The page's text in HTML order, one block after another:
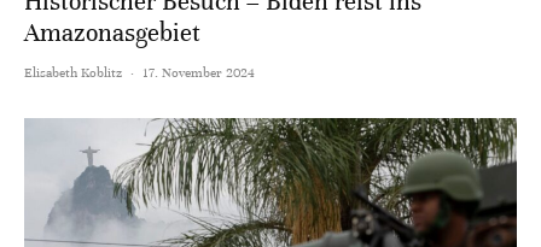
Amazonasgebiet
Elisabeth Koblitz · 17. November 2024